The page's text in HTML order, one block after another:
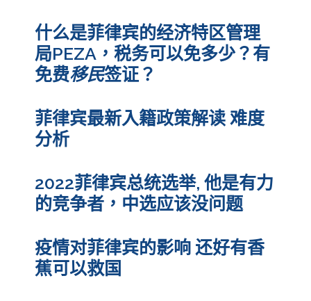
什么是菲律宾的经济特区管理
局PEZA，税务可以免多少？有
免费移民签证？
菲律宾最新入籍政策解读 难度
分析
2022菲律宾总统选举, 他是有力
的竞争者，中选应该没问题
疫情对菲律宾的影响 还好有香
蕉可以救国